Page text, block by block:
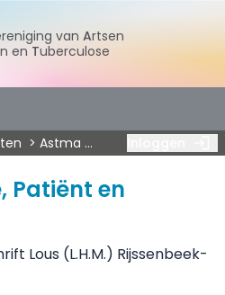
van
Artsen
en Tuberculose
Astma
Patiënt en
Lous (L.H.M.) Rijssenbeek-